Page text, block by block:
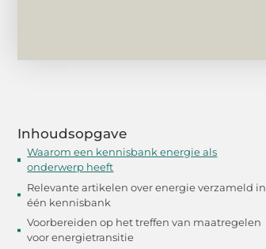
Inhoudsopgave
Waarom een kennisbank energie als
onderwerp heeft
Relevante artikelen over energie verzameld in
één kennisbank
Voorbereiden op het treffen van maatregelen
voor energietransitie